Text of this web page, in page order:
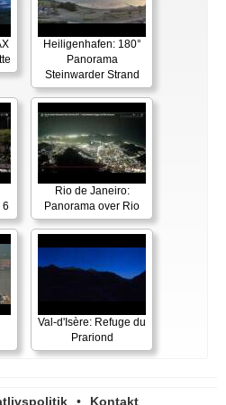
Heiligenhafen: 180°
Panorama
Steinwarder Strand
6
Rio de Janeiro:
Panorama over Rio
Val-d'Isère: Refuge du
Prariond
• Kontakt